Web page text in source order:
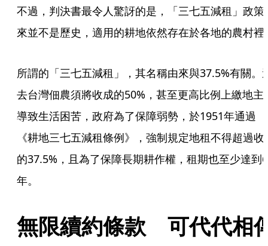
不過，判決書最令人驚訝的是，「三七五減租」政策
來並不是歷史，適用的耕地依然存在於各地的農村裡
所謂的「三七五減租」，其名稱由來與37.5%有關。
去台灣佃農須將收成的50%，甚至更高比例上繳地主
導致生活困苦，政府為了保障弱勢，於1951年通過
《耕地三七五減租條例》，強制規定地租不得超過收
的37.5%，且為了保障長期耕作權，租期也至少達到6
年。
無限續約條款　可代代相